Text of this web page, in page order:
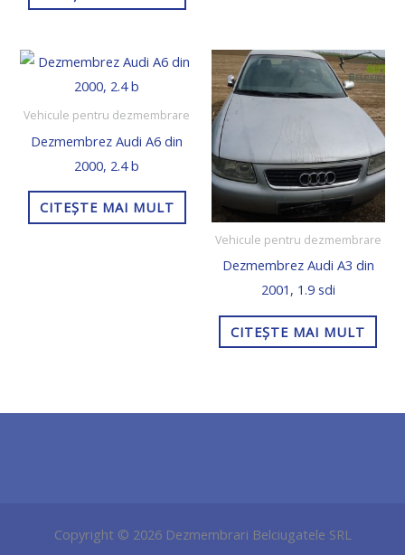
Vehicule pentru dezmembrare
Dezmembrez Audi A6 din
2000, 2.4 b
CITEȘTE MAI MULT
Vehicule pentru dezmembrare
Dezmembrez Audi A3 din
2001, 1.9 sdi
CITEȘTE MAI MULT
Copyright © 2026 Dezmembrari Belciugatele SRL